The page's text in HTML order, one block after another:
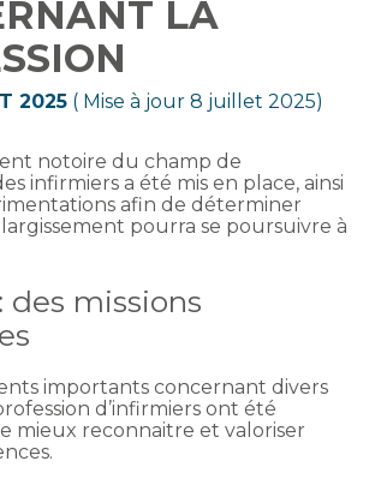
LA
2025 ( Mise à jour 8 juillet 2025)
notoire du champ de
infirmiers a été mis en place, ainsi
afin de déterminer
pourra se poursuivre à
des missions
importants concernant divers
d’infirmiers ont été
mieux reconnaitre et valoriser